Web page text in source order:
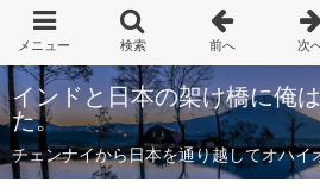
インドと日本の架け橋に俺
た。
チェンナイから日本を通り越してオハ